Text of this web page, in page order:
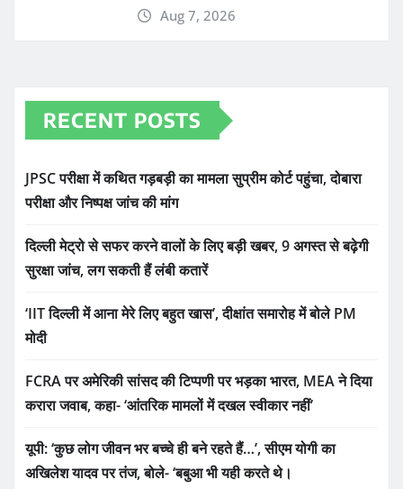
Aug 7, 2026
RECENT POSTS
JPSC परीक्षा में कथित गड़बड़ी का मामला सुप्रीम कोर्ट पहुंचा, दोबारा
परीक्षा और निष्पक्ष जांच की मांग
दिल्ली मेट्रो से सफर करने वालों के लिए बड़ी खबर, 9 अगस्त से बढ़ेगी
सुरक्षा जांच, लग सकती हैं लंबी कतारें
‘IIT दिल्ली में आना मेरे लिए बहुत खास’, दीक्षांत समारोह में बोले PM
मोदी
FCRA पर अमेरिकी सांसद की टिप्पणी पर भड़का भारत, MEA ने दिया
करारा जवाब, कहा- ‘आंतरिक मामलों में दखल स्वीकार नहीं’
यूपी: ‘कुछ लोग जीवन भर बच्चे ही बने रहते हैं…’, सीएम योगी का
अखिलेश यादव पर तंज, बोले- ‘बबुआ भी यही करते थे।